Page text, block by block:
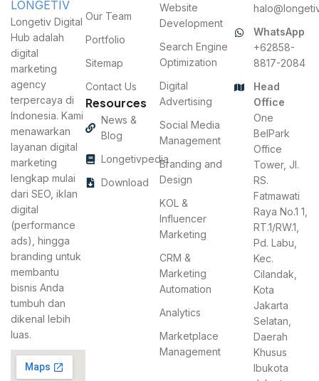
Longetiv Digital
Hub adalah
digital
marketing
agency
terpercaya di
Indonesia. Kami
menawarkan
layanan digital
marketing
lengkap mulai
dari SEO, iklan
digital
(performance
ads), hingga
branding untuk
membantu
bisnis Anda
tumbuh dan
dikenal lebih
luas.
Our Team
Portfolio
Sitemap
Contact Us
Resources
News &
Blog
Longetivpedia
Download
Website
Development
Search Engine
Optimization
Digital
Advertising
Social Media
Management
Branding and
Design
KOL &
Influencer
Marketing
CRM &
Marketing
Automation
Analytics
Marketplace
Management
WhatsApp
+62858-
8817-2084
Head
Office
One
BelPark
Office
Tower, Jl.
RS.
Fatmawati
Raya No.1 1,
RT.1/RW.1,
Pd. Labu,
Kec.
Cilandak,
Kota
Jakarta
Selatan,
Daerah
Khusus
Ibukota